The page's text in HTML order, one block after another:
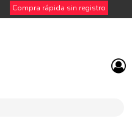
Compra rápida sin registro